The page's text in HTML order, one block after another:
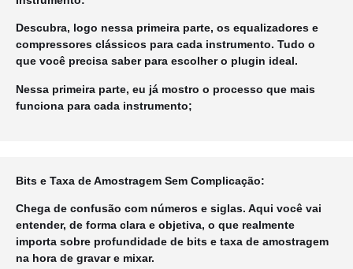
Descubra, logo nessa primeira parte, os equalizadores e
compressores clássicos para cada instrumento. Tudo o
que você precisa saber para escolher o plugin ideal.
Nessa primeira parte, eu já mostro o processo que mais
funciona para cada instrumento;
Bits e Taxa de Amostragem Sem Complicação:
Chega de confusão com números e siglas. Aqui você vai
entender, de forma clara e objetiva, o que realmente
importa sobre profundidade de bits e taxa de amostragem
na hora de gravar e mixar.